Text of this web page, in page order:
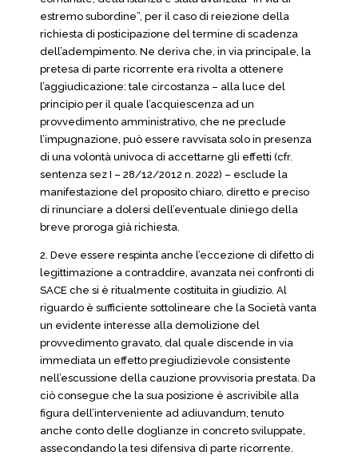
estremo subordine”, per il caso di reiezione della
richiesta di posticipazione del termine di scadenza
dell’adempimento. Ne deriva che, in via principale, la
pretesa di parte ricorrente era rivolta a ottenere
l’aggiudicazione: tale circostanza – alla luce del
principio per il quale l’acquiescenza ad un
provvedimento amministrativo, che ne preclude
l’impugnazione, può essere ravvisata solo in presenza
di una volontà univoca di accettarne gli effetti (cfr.
sentenza sez I – 28/12/2012 n. 2022) – esclude la
manifestazione del proposito chiaro, diretto e preciso
di rinunciare a dolersi dell’eventuale diniego della
breve proroga già richiesta.
2. Deve essere respinta anche l’eccezione di difetto di
legittimazione a contraddire, avanzata nei confronti di
SACE che si è ritualmente costituita in giudizio. Al
riguardo è sufficiente sottolineare che la Società vanta
un evidente interesse alla demolizione del
provvedimento gravato, dal quale discende in via
immediata un effetto pregiudizievole consistente
nell’escussione della cauzione provvisoria prestata. Da
ciò consegue che la sua posizione è ascrivibile alla
figura dell’interveniente ad adiuvandum, tenuto
anche conto delle doglianze in concreto sviluppate,
assecondando la tesi difensiva di parte ricorrente.